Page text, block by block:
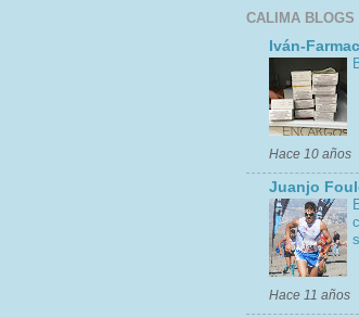
CALIMA BLOGS
Iván-
Hace 10 años
Juanjo
Hace 11 años